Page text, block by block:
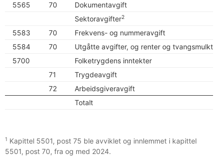
5565
70
Dokumentavgift
Sektoravgifter2
5583 70
Frekvens- og nummeravgift
5584
70
Utgåtte avgifter, og renter og tvangsmulkt
5700
Folketrygdens inntekter
71
Trygdeavgift
72
Arbeidsgiveravgift
Totalt
1 Kapittel 5501, post 75 ble avviklet og innlemmet i kapittel
5501, post 70, fra og med 2024.